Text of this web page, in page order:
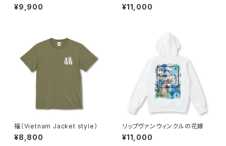
¥9,900 ¥11,000
福（Vietnam Jacket style）
¥8,800
リップヴァンウィンクルの花嫁
¥11,000